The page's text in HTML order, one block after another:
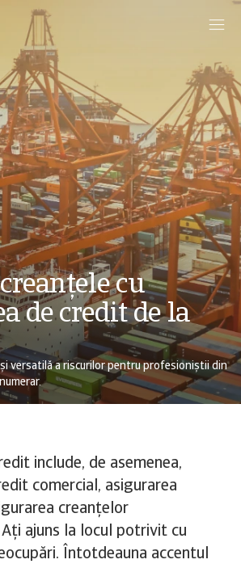
cu
de credit de la
versatilă a riscurilor pentru profesioniștii din
include, de asemenea,
comercial, asigurarea
creanțelor
ajuns la locul potrivit cu
Întotdeauna accentul